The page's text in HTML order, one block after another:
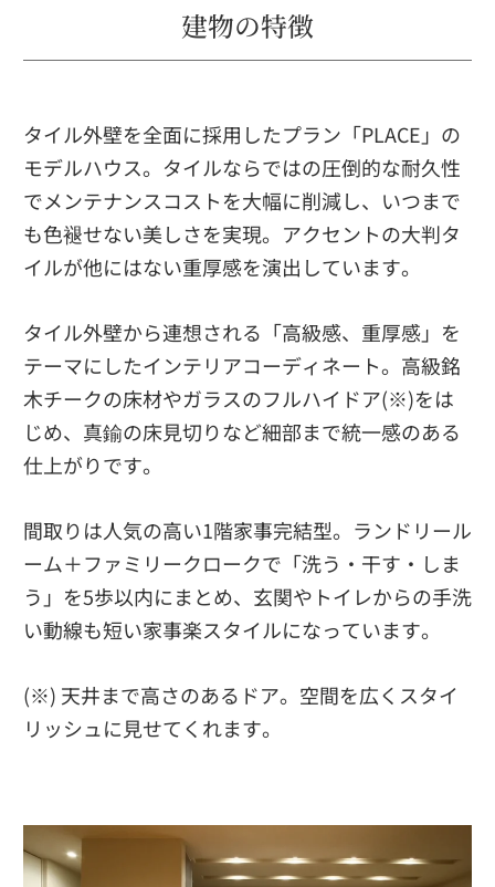
建物の特徴
タイル外壁を全面に採用したプラン「PLACE」の
モデルハウス。タイルならではの圧倒的な耐久性
でメンテナンスコストを大幅に削減し、いつまで
も色褪せない美しさを実現。アクセントの大判タ
イルが他にはない重厚感を演出しています。
タイル外壁から連想される「高級感、重厚感」を
テーマにしたインテリアコーディネート。高級銘
木チークの床材やガラスのフルハイドア(※)をは
じめ、真鍮の床見切りなど細部まで統一感のある
仕上がりです。
間取りは人気の高い1階家事完結型。ランドリール
ーム＋ファミリークロークで「洗う・干す・しま
う」を5歩以内にまとめ、玄関やトイレからの手洗
い動線も短い家事楽スタイルになっています。
(※) 天井まで高さのあるドア。空間を広くスタイ
リッシュに見せてくれます。